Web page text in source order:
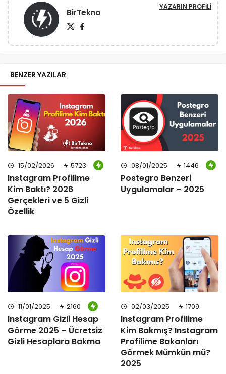
BirTekno YAZARIN PROFILI
BENZER YAZILAR
15/02/2026 5723
Instagram Profilime
Kim Baktı? 2026
Gerçekleri ve 5 Gizli
Özellik
08/01/2025 1446
Postegro Benzeri
Uygulamalar – 2025
11/01/2025 2160
Instagram Gizli Hesap
Görme 2025 – Ücretsiz
Gizli Hesaplara Bakma
02/03/2025 1709
Instagram Profilime
Kim Bakmış? Instagram
Profilime Bakanları
Görmek Mümkün mü?
2025